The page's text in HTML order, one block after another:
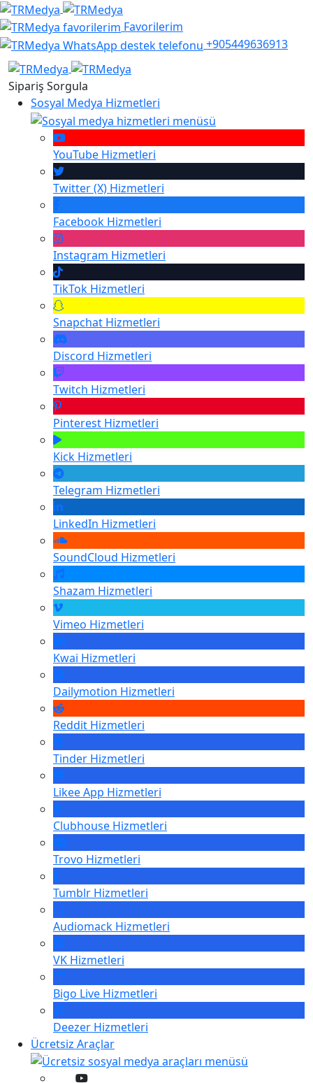
Favorilerim
+905449636913
Sipariş Sorgula
Sosyal Medya Hizmetleri
YouTube Hizmetleri
Twitter (X) Hizmetleri
Facebook Hizmetleri
Instagram Hizmetleri
TikTok Hizmetleri
Snapchat Hizmetleri
Discord Hizmetleri
Twitch Hizmetleri
Pinterest Hizmetleri
Kick Hizmetleri
Telegram Hizmetleri
LinkedIn Hizmetleri
SoundCloud Hizmetleri
Shazam Hizmetleri
Vimeo Hizmetleri
Kwai Hizmetleri
Dailymotion Hizmetleri
Reddit Hizmetleri
Tinder Hizmetleri
Likee App Hizmetleri
Clubhouse Hizmetleri
Trovo Hizmetleri
Tumblr Hizmetleri
Audiomack Hizmetleri
VK Hizmetleri
Bigo Live Hizmetleri
Deezer Hizmetleri
Ücretsiz Araçlar